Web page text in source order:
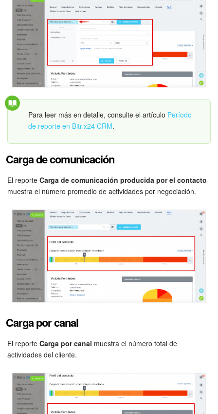
Sitios web
Tienda Online
CRM + Online store
Empleados
Base de conocimientos
Firma electrónica
Firma electrónica para RR. HH.
Automatización
Flujos de trabajo
Marketing
Gestión del inventario
Widget del empleado
Configuraciones de la cuenta
Bitrix24 En Premisa
Bitrix24 Messenger
Para leer más en detalle, consulte el artículo Período
de reporte en Bitrix24 CRM.
Carga de comunicación
El reporte Carga de comunicación producida por el contacto
muestra el número promedio de actividades por negociación.
Carga por canal
El reporte Carga por canal muestra el número total de
actividades del cliente.